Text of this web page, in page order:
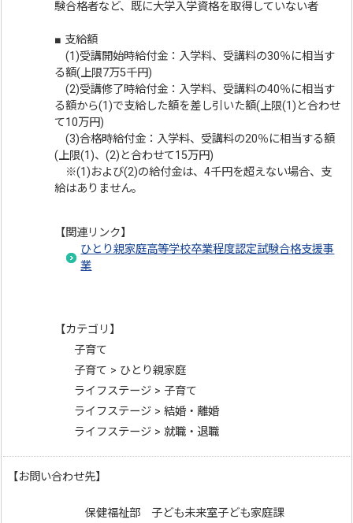
験合格者など、既に大学入学資格を取得していない者
■ 支給額
(1)受講開始時給付金：入学料、受講料の30％に相当す
る額(上限7万5千円)
(2)受講修了時給付金：入学料、受講料の40％に相当す
る額から(1)で支給した額を差し引いた額(上限(1)と合わせ
て10万円)
(3)合格時給付金：入学料、受講料の20％に相当する額
(上限(1)、(2)と合わせて15万円)
※(1)および(2)の給付金は、4千円を超えない場合、支
給はありません。
【関連リンク】
ひとり親家庭高等学校卒業程度認定試験合格支援事
業
【カテゴリ】
子育て
子育て > ひとり親家庭
ライフステージ > 子育て
ライフステージ > 結婚・離婚
ライフステージ > 就職・退職
【お問い合わせ先】
保健福祉部 子ども未来室子ども家庭課